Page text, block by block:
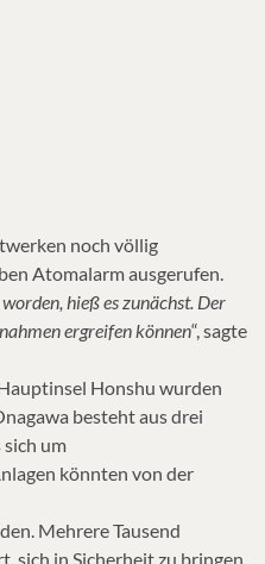
noch völlig
Atomalarm ausgerufen.
hieß es zunächst. Der
ergreifen können“, sagte
Honshu wurden
besteht aus drei
um
könnten von der
Mehrere Tausend
in Sicherheit zu bringen.